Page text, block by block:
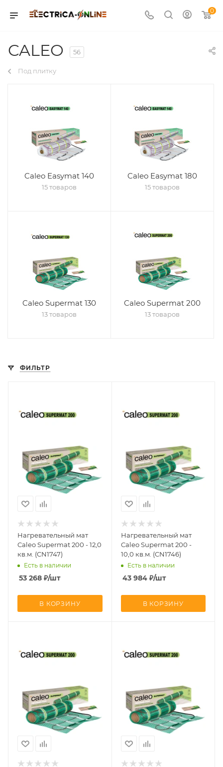
0
CALEO 56
Под плитку
Caleo Easymat 140
15 товаров
Caleo Easymat 180
15 товаров
Caleo Supermat 130
13 товаров
Caleo Supermat 200
13 товаров
ФИЛЬТР
Нагревательный мат
Caleo Supermat 200 - 12,0
кв.м. (CN1747)
Есть в наличии
53 268 ₽/шт
В КОРЗИНУ
Нагревательный мат
Caleo Supermat 200 -
10,0 кв.м. (CN1746)
Есть в наличии
43 984₽/шт
В КОРЗИНУ